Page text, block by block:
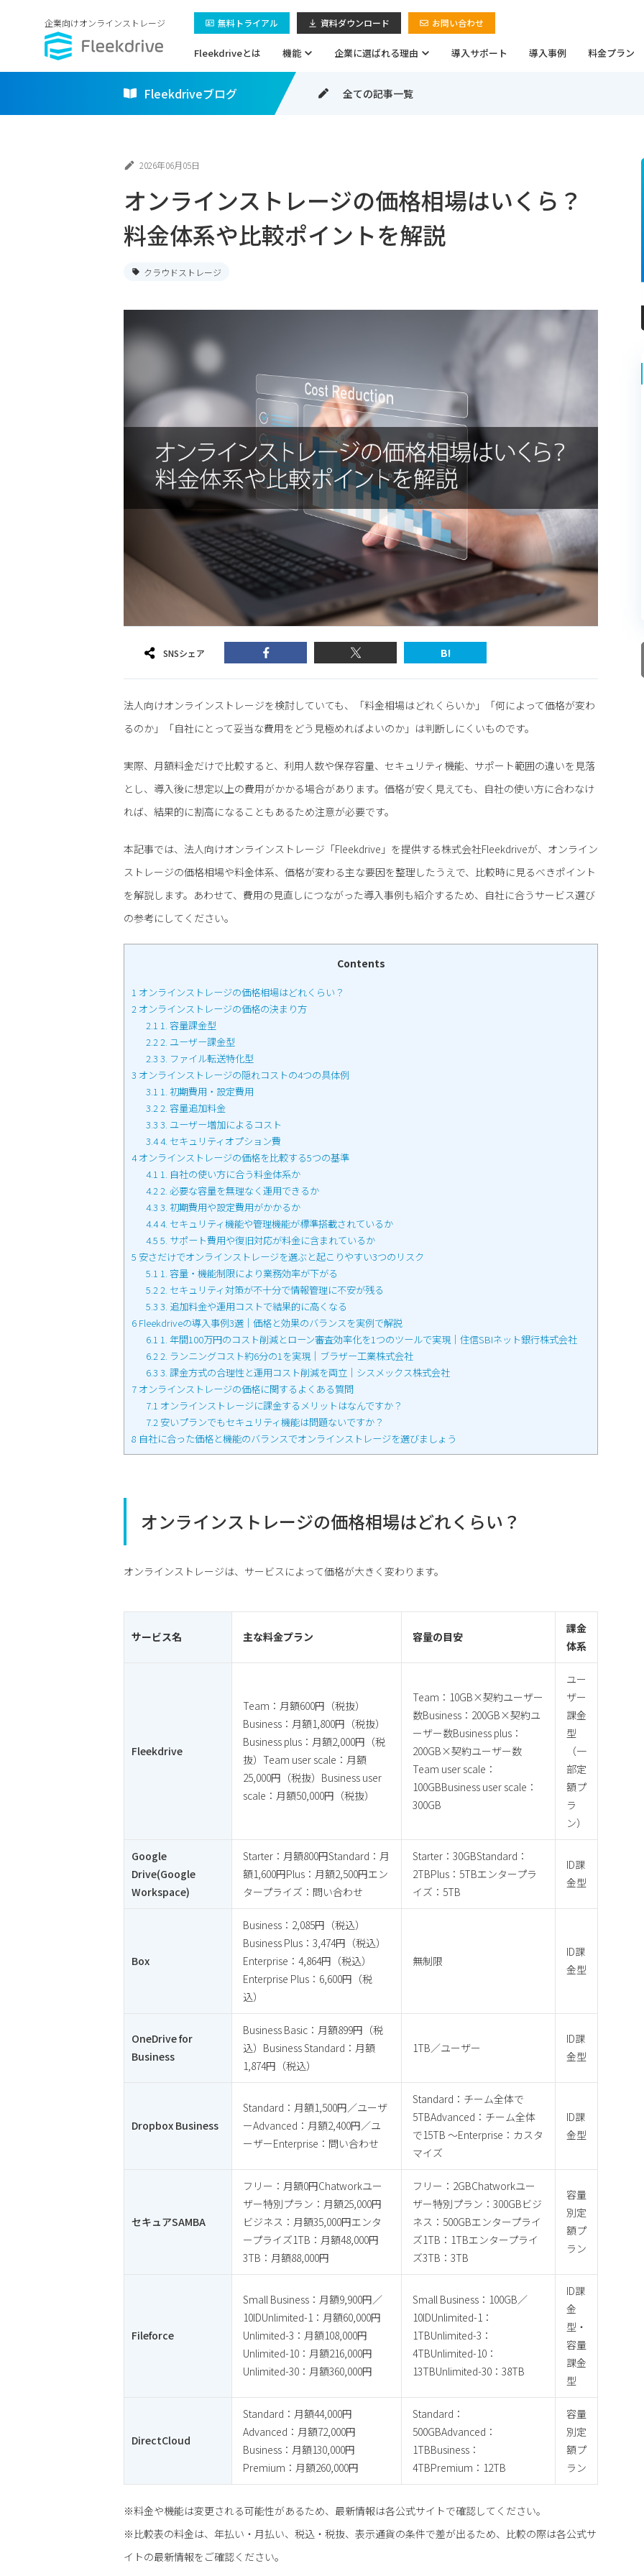
企業向けオンラインストレージ 無料トライアル 資料ダウンロード お問い合わせ
Fleekdriveとは 機能 企業に選ばれる理由 導入サポート 導入事例 料金プラン
Fleekdriveブログ 全ての記事一覧
2026年06月05日
オンラインストレージの価格相場はいくら？
料金体系や比較ポイントを解説
クラウドストレージ
SNSシェア B!
法人向けオンラインストレージを検討していても、「料金相場はどれくらいか」「何によって価格が変わ
るのか」「自社にとって妥当な費用をどう見極めればよいのか」は判断しにくいものです。
実際、月額料金だけで比較すると、利用人数や保存容量、セキュリティ機能、サポート範囲の違いを見落
とし、導入後に想定以上の費用がかかる場合があります。価格が安く見えても、自社の使い方に合わなけ
れば、結果的に割高になることもあるため注意が必要です。
本記事では、法人向けオンラインストレージ「Fleekdrive」を提供する株式会社Fleekdriveが、オンライン
ストレージの価格相場や料金体系、価格が変わる主な要因を整理したうえで、比較時に見るべきポイント
を解説します。あわせて、費用の見直しにつながった導入事例も紹介するため、自社に合うサービス選び
の参考にしてください。
Contents
1 オンラインストレージの価格相場はどれくらい？
2 オンラインストレージの価格の決まり方
2.1 1. 容量課金型
2.22. ユーザー課金型
2.3 3. ファイル転送特化型
3 オンラインストレージの隠れコストの4つの具体例
3.1 1. 初期費用・設定費用
3.22. 容量追加料金
3.3 3. ユーザー増加によるコスト
3.44. セキュリティオプション費
4オンラインストレージの価格を比較する5つの基準
4.1 1. 自社の使い方に合う料金体系か
4.22. 必要な容量を無理なく運用できるか
4.3 3. 初期費用や設定費用がかかるか
4.44. セキュリティ機能や管理機能が標準搭載されているか
4.5 5. サポート費用や復旧対応が料金に含まれているか
5 安さだけでオンラインストレージを選ぶと起こりやすい3つのリスク
5.1 1. 容量・機能制限により業務効率が下がる
5.22. セキュリティ対策が不十分で情報管理に不安が残る
5.3 3. 追加料金や運用コストで結果的に高くなる
6 Fleekdriveの導入事例3選｜価格と効果のバランスを実例で解説
6.1 1. 年間100万円のコスト削減とローン審査効率化を1つのツールで実現｜住信SBIネット銀行株式会社
6.22. ランニングコスト約6分の1を実現｜ブラザー工業株式会社
6.3 3. 課金方式の合理性と運用コスト削減を両立｜シスメックス株式会社
7 オンラインストレージの価格に関するよくある質問
7.1 オンラインストレージに課金するメリットはなんですか？
7.2安いプランでもセキュリティ機能は問題ないですか？
8 自社に合った価格と機能のバランスでオンラインストレージを選びましょう
オンラインストレージの価格相場はどれくらい？
オンラインストレージは、サービスによって価格が大きく変わります。
サービス名 主な料金プラン 容量の目安
課金
体系
Fleekdrive
Team：月額600円（税抜）
Business：月額1,800円（税抜）
Business plus：月額2,000円（税
抜）Team user scale：月額
25,000円（税抜）Business user
scale：月額50,000円（税抜）
Team：10GB×契約ユーザー
数Business：200GB×契約ユ
ーザー数Business plus：
200GB×契約ユーザー数
Team user scale：
100GBBusiness user scale：
300GB
ユー
ザー
課金
型
（一
部定
額プ
ラ
ン）
Google
Drive(Google
Workspace)
Starter：月額800円Standard：月
額1,600円Plus：月額2,500円エン
タープライズ：問い合わせ
Starter：30GBStandard：
2TBPlus：5TBエンタープラ
イズ：5TB
ID課
金型
Box
Business：2,085円（税込）
Business Plus：3,474円（税込）
Enterprise：4,864円（税込）
Enterprise Plus：6,600円（税
込）
無制限
ID課
金型
OneDrive for
Business
Business Basic：月額899円（税
込）Business Standard：月額
1,874円（税込）
1TB／ユーザー
ID課
金型
Dropbox Business
Standard：月額1,500円／ユーザ
ーAdvanced：月額2,400円／ユ
ーザーEnterprise：問い合わせ
Standard：チーム全体で
5TBAdvanced：チーム全体
で15TB ～Enterprise：カスタ
マイズ
ID課
金型
セキュアSAMBA
フリー：月額0円Chatworkユー
ザー特別プラン：月額25,000円
ビジネス：月額35,000円エンタ
ープライズ1TB：月額48,000円
3TB：月額88,000円
フリー：2GBChatworkユー
ザー特別プラン：300GBビジ
ネス：500GBエンタープライ
ズ1TB：1TBエンタープライ
ズ3TB：3TB
容量
別定
額プ
ラン
Fileforce
Small Business：月額9,900円／
10IDUnlimited-1：月額60,000円
Unlimited-3：月額108,000円
Unlimited-10：月額216,000円
Unlimited-30：月額360,000円
Small Business：100GB／
10IDUnlimited-1：
1TBUnlimited-3：
4TBUnlimited-10：
13TBUnlimited-30：38TB
ID課
金
型・
容量
課金
型
DirectCloud
Standard：月額44,000円
Advanced：月額72,000円
Business：月額130,000円
Premium：月額260,000円
Standard：
500GBAdvanced：
1TBBusiness：
4TBPremium：12TB
容量
別定
額プ
ラン
※料金や機能は変更される可能性があるため、最新情報は各公式サイトで確認してください。
※比較表の料金は、年払い・月払い、税込・税抜、表示通貨の条件で差が出るため、比較の際は各公式サ
イトの最新情報をご確認ください。